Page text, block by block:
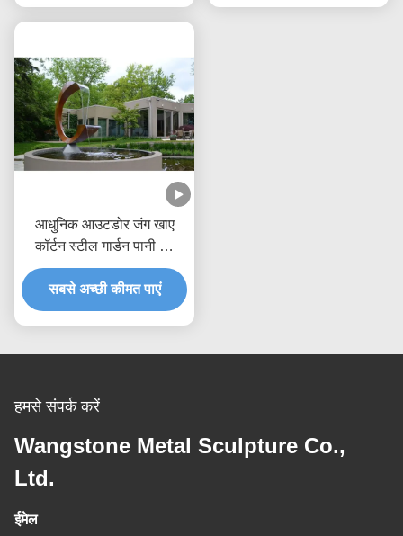
आधुनिक आउटडोर जंग खाए
कॉर्टन स्टील गार्डन पानी की
सुविधा
सबसे अच्छी कीमत पाएं
हमसे संपर्क करें
Wangstone Metal Sculpture Co.,
Ltd.
ईमेल